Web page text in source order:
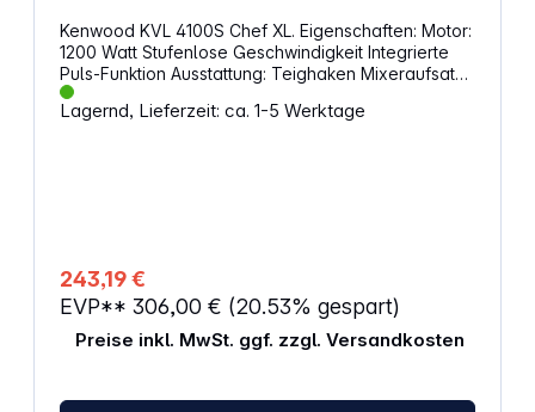
Kenwood KVL 4100S Chef XL. Eigenschaften: Motor:
1200 Watt Stufenlose Geschwindigkeit Integrierte
Puls-Funktion Ausstattung: Teighaken Mixeraufsatz
Kenwood K-Haken Schneebesen Rührschüssel aus
Edelstahl Maximale Füllmenge Rührschüssel: 6,7
Lagernd, Lieferzeit: ca. 1-5 Werktage
243,19 €
EVP** 306,00 € (20.53% gespart)
Preise inkl. MwSt. ggf. zzgl. Versandkosten